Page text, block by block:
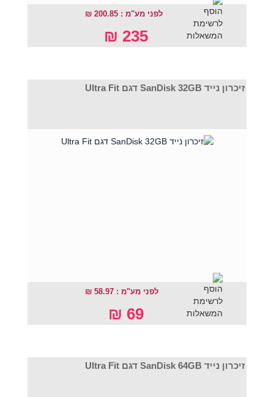
לפני מע"מ : 200.85 ₪
235 ₪
זיכרון נייד SanDisk 32GB דגם Ultra Fit
לפני מע"מ : 58.97 ₪
69 ₪
זיכרון נייד SanDisk 64GB דגם Ultra Fit